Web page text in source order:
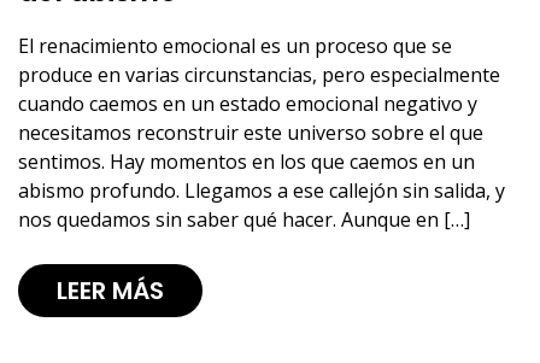
El renacimiento emocional es un proceso que se
produce en varias circunstancias, pero especialmente
cuando caemos en un estado emocional negativo y
necesitamos reconstruir este universo sobre el que
sentimos. Hay momentos en los que caemos en un
abismo profundo. Llegamos a ese callejón sin salida, y
nos quedamos sin saber qué hacer. Aunque en […]
LEER MÁS